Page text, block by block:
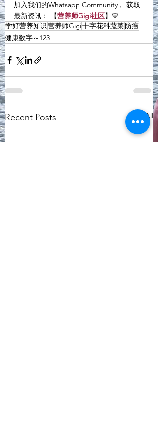
加入我们的Whatsapp Community， 获取
最新资讯： 【营养师Gigi社区】💛
学好营养知识营养师Gigi十字花科蔬菜防癌
健康数字～123
Recent Posts See All